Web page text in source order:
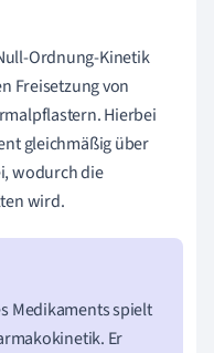
Ordnung-Kinetik
Freisetzung von
Hierbei
gleichmäßig über
wodurch die
wird.
Medikaments spielt
Er